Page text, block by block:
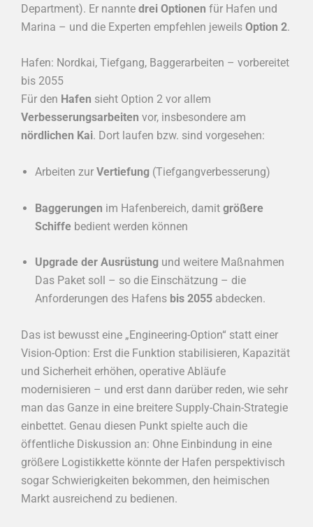
Department). Er nannte drei Optionen für Hafen und
Marina – und die Experten empfehlen jeweils Option 2.
Hafen: Nordkai, Tiefgang, Baggerarbeiten – vorbereitet
bis 2055
Für den Hafen sieht Option 2 vor allem
Verbesserungsarbeiten vor, insbesondere am
nördlichen Kai. Dort laufen bzw. sind vorgesehen:
Arbeiten zur Vertiefung (Tiefgangverbesserung)
Baggerungen im Hafenbereich, damit größere
Schiffe bedient werden können
Upgrade der Ausrüstung und weitere Maßnahmen
Das Paket soll – so die Einschätzung – die
Anforderungen des Hafens bis 2055 abdecken.
Das ist bewusst eine „Engineering-Option“ statt einer
Vision-Option: Erst die Funktion stabilisieren, Kapazität
und Sicherheit erhöhen, operative Abläufe
modernisieren – und erst dann darüber reden, wie sehr
man das Ganze in eine breitere Supply-Chain-Strategie
einbettet. Genau diesen Punkt spielte auch die
öffentliche Diskussion an: Ohne Einbindung in eine
größere Logistikkette könnte der Hafen perspektivisch
sogar Schwierigkeiten bekommen, den heimischen
Markt ausreichend zu bedienen.